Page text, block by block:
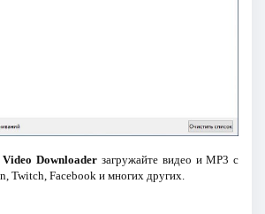
Downloader загружайте видео и MP3 с
Twitch, Facebook и многих других.